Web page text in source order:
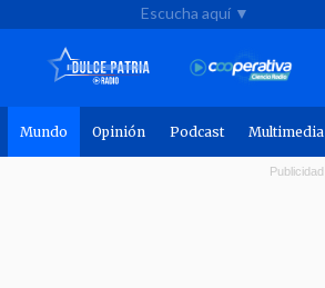
Escucha aquí ▼
Mundo Opinión Podcast Multimedia